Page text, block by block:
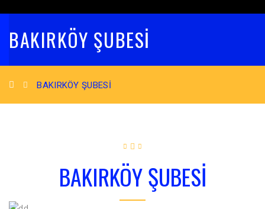
BAKIRKÖY ŞUBESI
BAKIRKÖY ŞUBESI
BAKIRKÖY ŞUBESI